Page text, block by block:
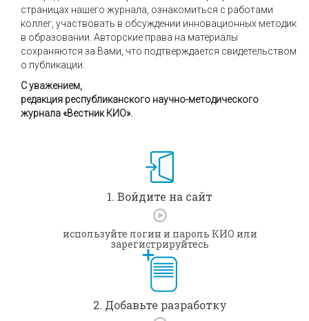
страницах нашего журнала, ознакомиться с работами
коллег, участвовать в обсуждении инновационных методик
в образовании. Авторские права на материалы
сохраняются за Вами, что подтверждается свидетельством
о публикации.
С уважением,
редакция республиканского научно-методического
журнала «Вестник КИО».
1. Войдите на сайт
используйте логин и пароль КИО или
зарегистрируйтесь
2. Добавьте разработку